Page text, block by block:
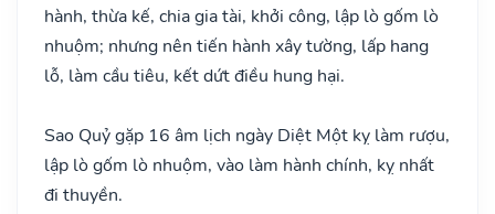
hành, thừa kế, chia gia tài, khởi công, lập lò gốm lò
nhuộm; nhưng nên tiến hành xây tường, lấp hang
lỗ, làm cầu tiêu, kết dứt điều hung hại.
Sao Quỷ gặp 16 âm lịch ngày Diệt Một kỵ làm rượu,
lập lò gốm lò nhuộm, vào làm hành chính, kỵ nhất
đi thuyền.